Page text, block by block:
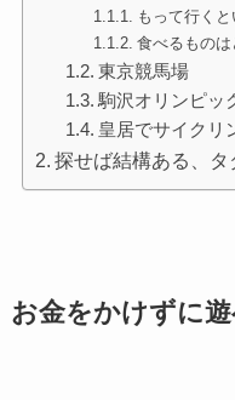
もって行く
食べるものは
東京競馬場
駒沢オリンピッ
皇居でサイクリ
探せば結構ある、タ
お金をかけずに